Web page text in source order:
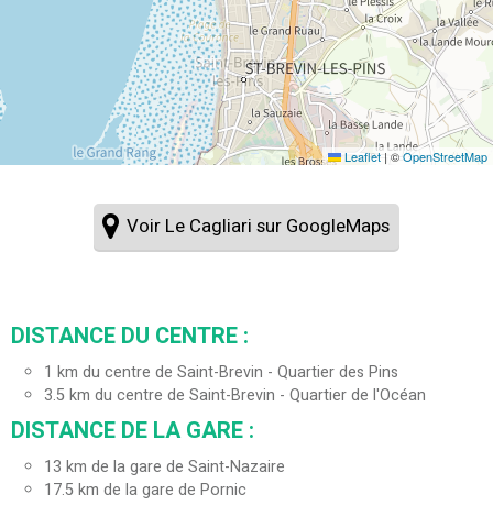
Leaflet |©OpenStreetMap
Voir Le Cagliari sur GoogleMaps
DISTANCE DU CENTRE :
1 km du centre de Saint-Brevin - Quartier des Pins
3.5km du centre de Saint-Brevin - Quartier de l'Océan
DISTANCE DE LA GARE :
13 km de la gare de Saint-Nazaire
17.5km de la gare de Pornic